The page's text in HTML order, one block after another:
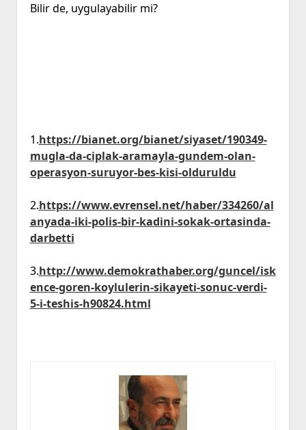
Bilir de, uygulayabilir mi?
1.https://bianet.org/bianet/siyaset/190349-
mugla-da-ciplak-aramayla-gundem-olan-
operasyon-suruyor-bes-kisi-olduruldu
2.https://www.evrensel.net/haber/334260/al
anyada-iki-polis-bir-kadini-sokak-ortasinda-
darbetti
3.http://www.demokrathaber.org/guncel/isk
ence-goren-koylulerin-sikayeti-sonuc-verdi-
5-i-teshis-h90824.html